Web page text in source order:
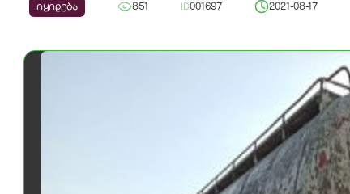
იყიდება 851 ID001697 2021-08-17